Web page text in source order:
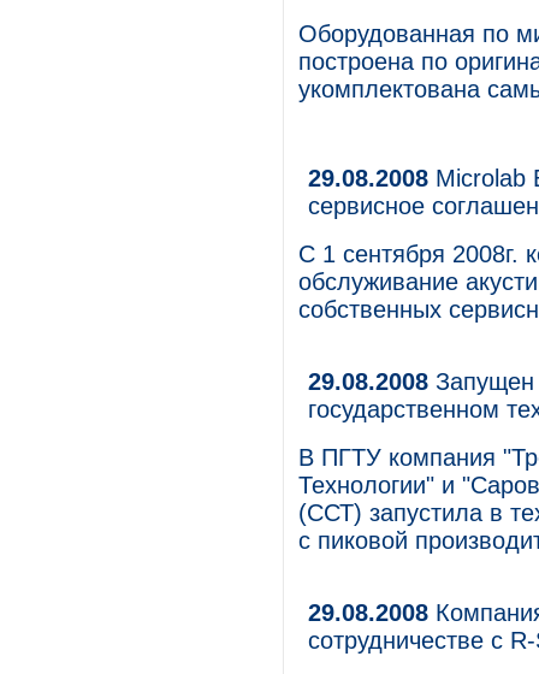
Оборудованная по
построена по
укомплектована
29.08.2008 Microlab
сервисное
С 1 сентября 2008г.
обслуживание
собственных
29.08.2008 Запущен
государственном
В ПГТУ компания
Технологии" и
(ССТ) запустила в
с пиковой
29.08.2008
сотрудничестве с